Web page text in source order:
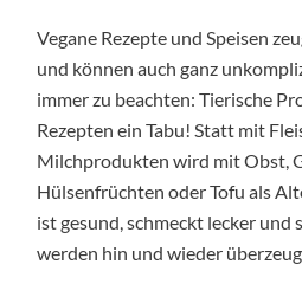
Vegane Rezepte und Speisen
und können auch ganz
immer zu beachten: Tierische
Rezepten ein Tabu! Statt mit
Milchprodukten wird mit Obst,
Hülsenfrüchten oder Tofu als
ist gesund, schmeckt lecker und
werden hin und wieder